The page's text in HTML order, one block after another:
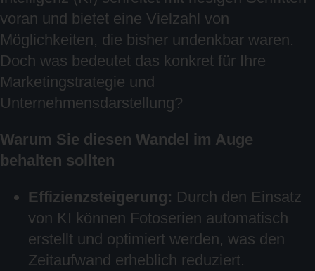
voran und bietet eine Vielzahl von
Möglichkeiten, die bisher undenkbar waren.
Doch was bedeutet das konkret für Ihre
Marketingstrategie und
Unternehmensdarstellung?
Warum Sie diesen Wandel im Auge
behalten sollten
Effizienzsteigerung: Durch den Einsatz
von KI können Fotoserien automatisch
erstellt und optimiert werden, was den
Zeitaufwand erheblich reduziert.